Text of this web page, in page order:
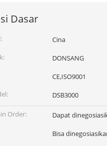
Dasar
Cina
DONSANG
CE,ISO9001
DSB3000
Order:
Dapat
Bisa